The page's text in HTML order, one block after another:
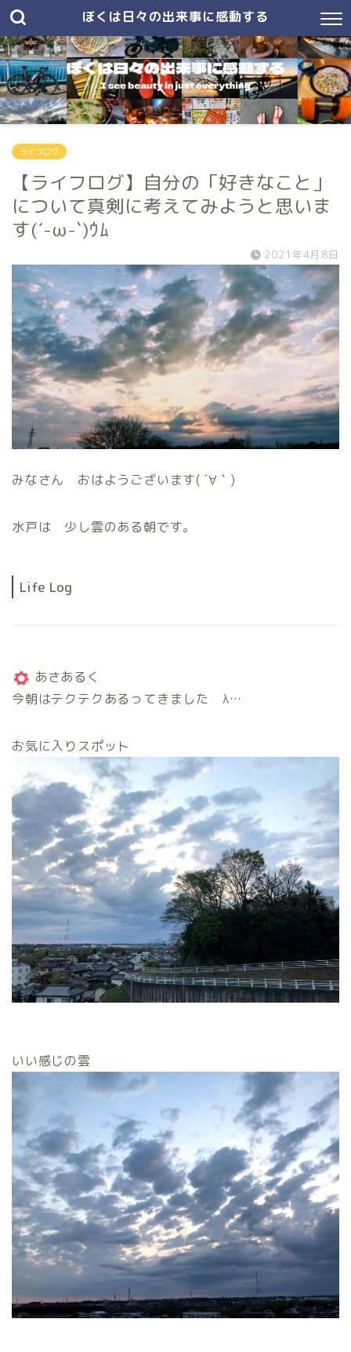
ぼくは日々の出来事に感動する
ライフログ
【ライフログ】自分の「好きなこと」
について真剣に考えてみようと思いま
す(´-ω-`)ｳﾑ
2021年4月8日
みなさん おはようございます( ´∀｀)
水戸は 少し雲のある朝です。
Life Log
あさあるく
今朝はテクテクあるってきました λ…
お気に入りスポット
いい感じの雲